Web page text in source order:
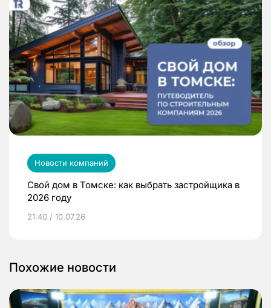
Новости компаний
Свой дом в Томске: как выбрать застройщика в
2026 году
21:40 / 10.07.26
Похожие новости